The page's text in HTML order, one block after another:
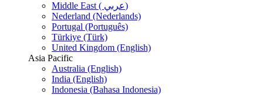
Middle East ( عربي)
Nederland (Nederlands)
Portugal (Português)
Türkiye (Türk)
United Kingdom (English)
Asia Pacific
Australia (English)
India (English)
Indonesia (Bahasa Indonesia)